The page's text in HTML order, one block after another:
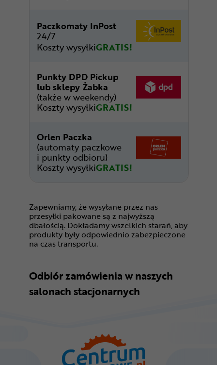
Paczkomaty InPost
24/7
Koszty wysyłkiGRATIS!
Punkty DPD Pickup
lub sklepy Żabka
(także w weekendy)
Koszty wysyłkiGRATIS!
Orlen Paczka
(automaty paczkowe
i punkty odbioru)
Koszty wysyłkiGRATIS!
Zapewniamy, że wysyłane przez nas
przesyłki pakowane są z najwyższą
dbałością. Dokładamy wszelkich starań, aby
produkty były odpowiednio zabezpieczone
na czas transportu.
Odbiór zamówienia w naszych
salonach stacjonarnych